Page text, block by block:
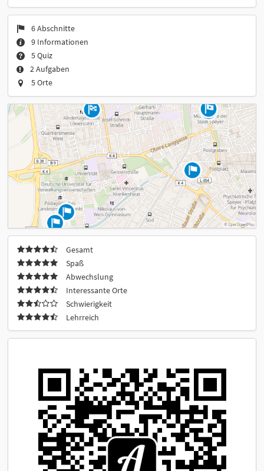
6 Abschnitte
9 Informationen
5 Quiz
2 Aufgaben
5 Orte
Gesamt
Spaß
Abwechslung
Interessante Orte
Schwierigkeit
Lehrreich